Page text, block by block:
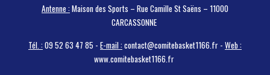
Antenne :Maison des Sports – Rue Camille St Saëns – 11000
CARCASSONNE
Tél. :09 52 63 47 85 - E-mail :contact@comitebasket1166.fr - Web :
www.comitebasket1166.fr